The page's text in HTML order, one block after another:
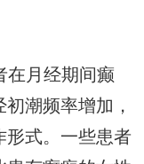
在月经期间癫
潮频率增加，
形式。一些患者